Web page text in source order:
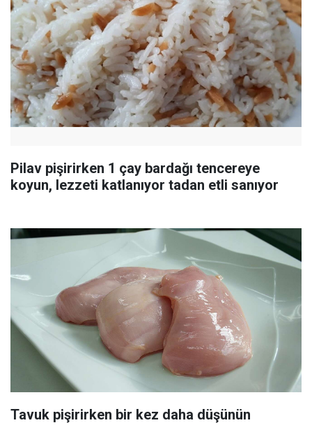
Pilav pişirirken 1 çay bardağı tencereye
koyun, lezzeti katlanıyor tadan etli sanıyor
Tavuk pişirirken bir kez daha düşünün